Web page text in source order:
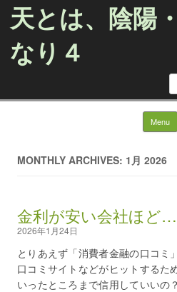
天とは、陰陽
なり４
Menu
MONTHLY ARCHIVES: 1月 2026
金利が安い会社ほど…
2026年1月24日
とりあえず「消費者金融の口コミ
口コミサイトなどがヒットするた
いったところまで信用していいの